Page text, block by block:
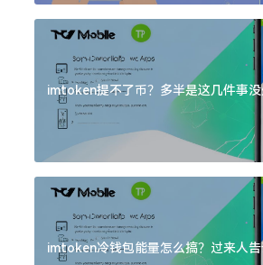
imtoken提不了币？多半是这几件事
imtoken冷钱包能量怎么搞？过来人